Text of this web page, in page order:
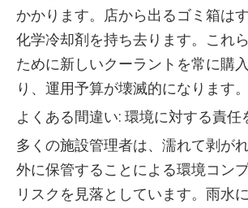
かかります。店から出るゴミ箱は
化学冷却剤を持ち去ります。これ
ために新しいクーラントを常に購
り、運用予算が壊滅的になります。
よくある間違い: 環境に対する責任
多くの施設管理者は、濡れて剥が
外に保管することによる環境コン
リスクを見落としています。雨水